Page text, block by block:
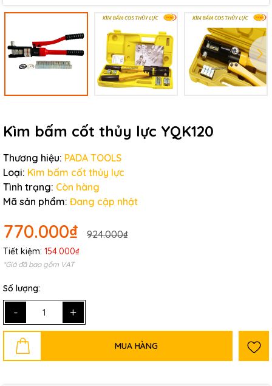
Kìm bấm cốt thủy lực YQK120
Thương hiệu: PADA TOOLS
Loại: Kìm bấm cốt thủy lực
Tình trạng: Còn hàng
Mã sản phẩm: Đang cập nhật
770.000₫ 924.000₫
Tiết kiệm: 154.000₫
*Giá đã bao gồm VAT
Số lượng:
- +
MUA HÀNG